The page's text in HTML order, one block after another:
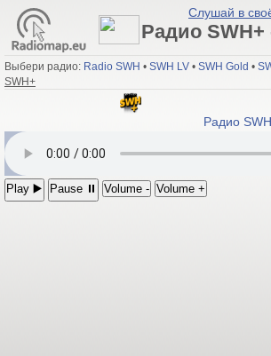
Слушай в
Радио SWH+
Выбери радио: Radio SWH • SWH LV • SWH Gold •
SWH+
Радио
Play ▶️ Pause ⏸ Volume - Volume +